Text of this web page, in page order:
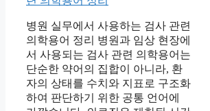
병원 실무에서 사용하는 검사 관련
의학용어 정리 병원과 임상 현장에
서 사용되는 검사 관련 의학용어는
단순한 약어의 집합이 아니라, 환
자의 상태를 수치와 지표로 구조화
하여 판단하기 위한 공통 언어에